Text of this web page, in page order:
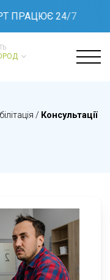
ПРАЦЮЄ 24/7
/ Консультації